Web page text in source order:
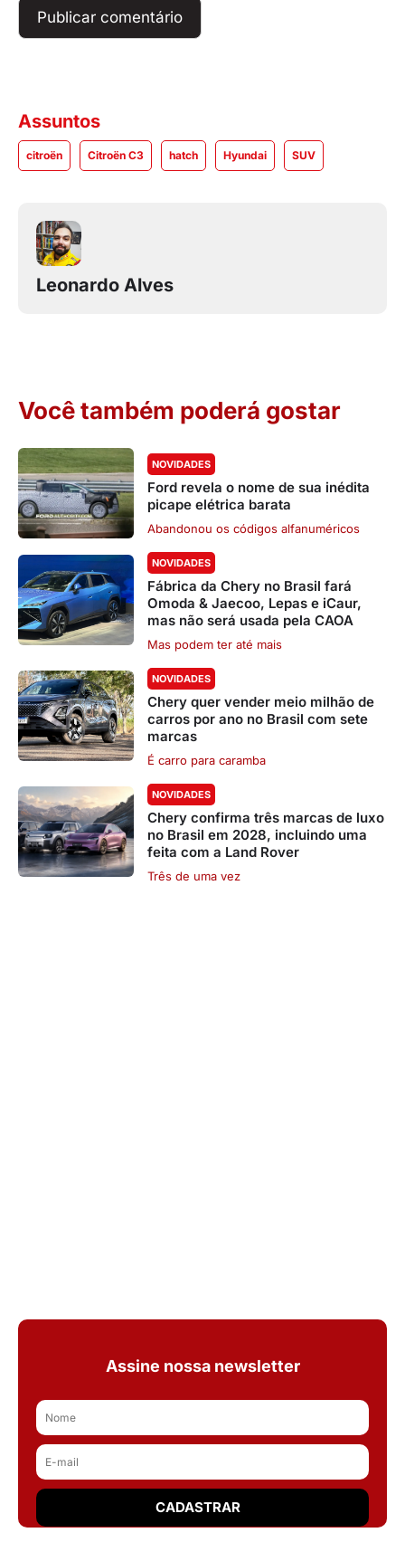
Assuntos
citroën Citroën C3 hatch Hyundai SUV
Leonardo Alves
Você também poderá gostar
NOVIDADES
Ford revela o nome de sua inédita
picape elétrica barata
Abandonou os códigos alfanuméricos
NOVIDADES
Fábrica da Chery no Brasil fará
Omoda & Jaecoo, Lepas e iCaur,
mas não será usada pela CAOA
Mas podem ter até mais
NOVIDADES
Chery quer vender meio milhão de
carros por ano no Brasil com sete
marcas
É carro para caramba
NOVIDADES
Chery confirma três marcas de luxo
no Brasil em 2028, incluindo uma
feita com a Land Rover
Três de uma vez
Assine nossa newsletter